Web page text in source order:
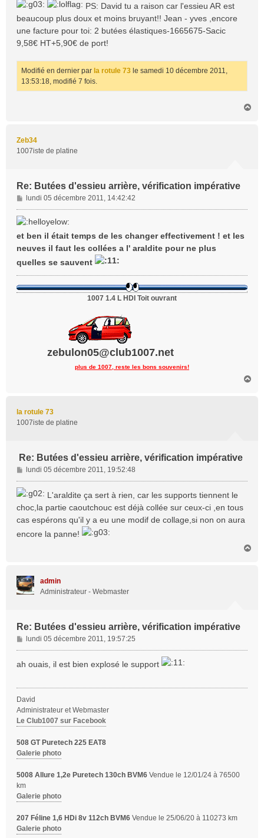
PS: David tu a raison car l'essieu AR est
beaucoup plus doux et moins bruyant!! Jean - yves ,encore
une facture pour toi: 2 butées élastiques-1665675-Sacic
9,58€ HT+5,90€ de port!
Modifié en dernier par la rotule 73 le samedi 10 décembre 2011,
13:53:18, modifié 7 fois.
Zeb34
1007iste de platine
Re: Butées d'essieu arrière, vérification impérative
M
e
s
a
g
e
lundi 05 décembre 2011, 14:42:42
et ben il était temps de les changer effectivement ! et les
neuves il faut les collées a l' araldite pour ne plus
quelles se sauvent
1007 1.4 L HDI Toit ouvrant
zebulon05@club1007.net
plus de 1007, reste les bons souvenirs!
la rotule 73
1007iste de platine
Re: Butées d'essieu arrière, vérification impérative
M
e
s
a
g
e
lundi 05 décembre 2011, 19:52:48
L'araldite ça sert à rien, car les supports tiennent le
choc,la partie caoutchouc est déjà collée sur ceux-ci ,en tous
cas espérons qu'il y a eu une modif de collage,si non on aura
encore la panne!
admin
Administrateur - Webmaster
Re: Butées d'essieu arrière, vérification impérative
M
e
s
g
e
lundi 05 décembre 2011, 19:57:25
ah ouais, il est bien explosé le support
David
Administrateur et Webmaster
Le Club1007 sur Facebook
508 GT Puretech 225 EAT8
Galerie photo
5008 Allure 1,2e Puretech 130ch BVM6 Vendue le 12/01/24 à 76500
km
Galerie photo
207 Féline 1,6 HDi 8v 112ch BVM6 Vendue le 25/06/20 à 110273 km
Galerie photo